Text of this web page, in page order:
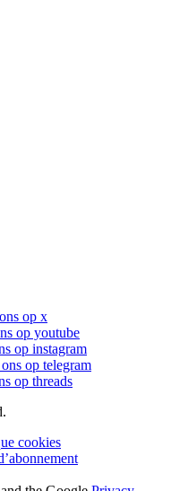
op x
op youtube
op instagram
op telegram
op threads
cookies